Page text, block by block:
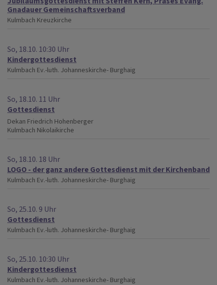
Gnadauer Gemeinschaftsverband
Kulmbach Kreuzkirche
So, 18.10. 10:30 Uhr
Kindergottesdienst
Kulmbach Ev.-luth. Johanneskirche- Burghaig
So, 18.10. 11 Uhr
Gottesdienst
Dekan Friedrich Hohenberger
Kulmbach Nikolaikirche
So, 18.10. 18 Uhr
LOGO - der ganz andere Gottesdienst mit der Kirchenband
Kulmbach Ev.-luth. Johanneskirche- Burghaig
So, 25.10. 9 Uhr
Gottesdienst
Kulmbach Ev.-luth. Johanneskirche- Burghaig
So, 25.10. 10:30 Uhr
Kindergottesdienst
Kulmbach Ev.-luth. Johanneskirche- Burghaig